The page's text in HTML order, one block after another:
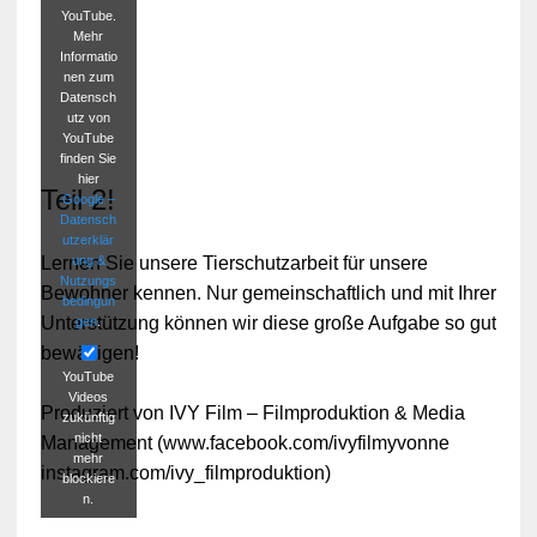
YouTube.
Mehr
Informatio
nen zum
Datensch
utz von
YouTube
finden Sie
hier
Google –
Datensch
utzerklär
ung &
Nutzungs
bedingun
gen.
YouTube
Videos
zukünftig
nicht
mehr
blockiere
n.
Teil 2!
Lernen Sie unsere Tierschutzarbeit für unsere
Bewohner kennen. Nur gemeinschaftlich und mit Ihrer
Unterstützung können wir diese große Aufgabe so gut
bewältigen!
Produziert von IVY Film – Filmproduktion & Media
Management (www.facebook.com/ivyfilmyvonne
instagram.com/ivy_filmproduktion)